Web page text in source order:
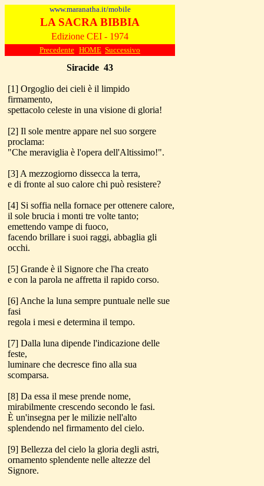
www.maranatha.it/mobile
LA SACRA BIBBIA
Edizione CEI - 1974
Precedente HOME Successivo
Siracide 43
[1] Orgoglio dei cieli è il limpido
firmamento,
spettacolo celeste in una visione di gloria!
[2] Il sole mentre appare nel suo sorgere
proclama:
"Che meraviglia è l'opera dell'Altissimo!".
[3] A mezzogiorno dissecca la terra,
e di fronte al suo calore chi può resistere?
[4] Si soffia nella fornace per ottenere calore,
il sole brucia i monti tre volte tanto;
emettendo vampe di fuoco,
facendo brillare i suoi raggi, abbaglia gli
occhi.
[5] Grande è il Signore che l'ha creato
e con la parola ne affretta il rapido corso.
[6] Anche la luna sempre puntuale nelle sue
fasi
regola i mesi e determina il tempo.
[7] Dalla luna dipende l'indicazione delle
feste,
luminare che decresce fino alla sua
scomparsa.
[8] Da essa il mese prende nome,
mirabilmente crescendo secondo le fasi.
È un'insegna per le milizie nell'alto
splendendo nel firmamento del cielo.
[9] Bellezza del cielo la gloria degli astri,
ornamento splendente nelle altezze del
Signore.